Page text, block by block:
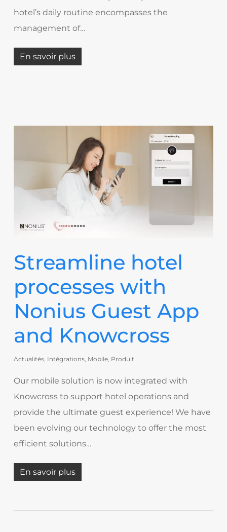
hotel’s daily routine encompasses the
management of…
En savoir plus
Streamline hotel
processes with
Nonius Guest App
and Knowcross
Actualités, Intégrations, Mobile, Produit
Our mobile solution is now integrated with
Knowcross to support hotel operations and
provide the ultimate guest experience! We have
been evolving our technology to offer the most
efficient solutions…
En savoir plus